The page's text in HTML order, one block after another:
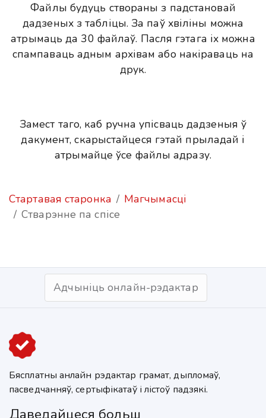
Файлы будуць створаны з падстановай
дадзеных з табліцы. За паў хвіліны можна
атрымаць да 30 файлаў. Пасля гэтага іх можна
спампаваць адным архівам або накіраваць на
друк.
Замест таго, каб ручна упісваць дадзеныя ў
дакумент, скарыстайцеся гэтай прыладай і
атрымайце ўсе файлы адразу.
Стартавая старонка
Магчымасці
Стварэнне па спісе
Адчыніць онлайн-рэдактар
Бясплатны анлайн рэдактар грамат, дыпломаў,
пасведчанняў, сертыфікатаў і лістоў падзякі.
Даведайцеся больш